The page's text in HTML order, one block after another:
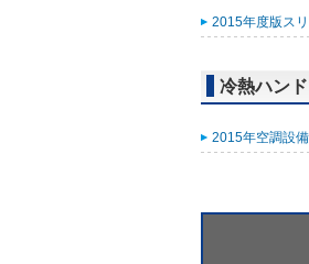
2015年度版ス
冷熱ハン
2015年空調設